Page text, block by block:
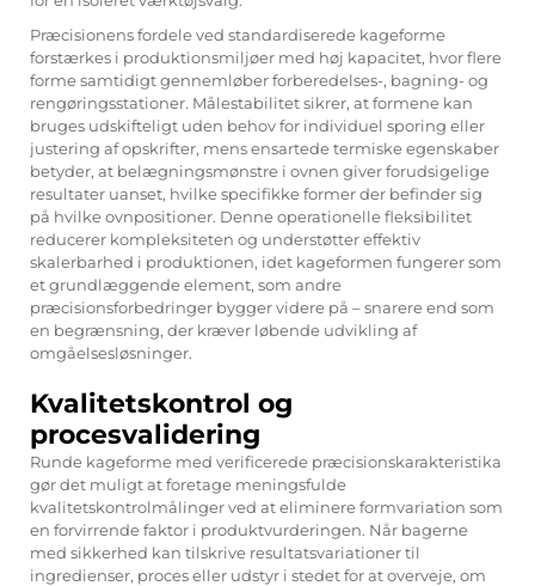
Præcisionens fordele ved standardiserede kageforme
forstærkes i produktionsmiljøer med høj kapacitet, hvor flere
forme samtidigt gennemløber forberedelses-, bagning- og
rengøringsstationer. Målestabilitet sikrer, at formene kan
bruges udskifteligt uden behov for individuel sporing eller
justering af opskrifter, mens ensartede termiske egenskaber
betyder, at belægningsmønstre i ovnen giver forudsigelige
resultater uanset, hvilke specifikke former der befinder sig
på hvilke ovnpositioner. Denne operationelle fleksibilitet
reducerer kompleksiteten og understøtter effektiv
skalerbarhed i produktionen, idet kageformen fungerer som
et grundlæggende element, som andre
præcisionsforbedringer bygger videre på – snarere end som
en begrænsning, der kræver løbende udvikling af
omgåelsesløsninger.
Kvalitetskontrol og
procesvalidering
Runde kageforme med verificerede præcisionskarakteristika
gør det muligt at foretage meningsfulde
kvalitetskontrolmålinger ved at eliminere formvariation som
en forvirrende faktor i produktvurderingen. Når bagerne
med sikkerhed kan tilskrive resultatsvariationer til
ingredienser, proces eller udstyr i stedet for at overveje, om